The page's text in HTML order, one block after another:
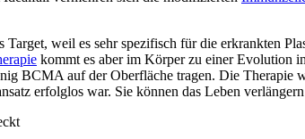
Target, weil es sehr spezifisch für die erkrankten
kommt es aber im Körper zu einer Evolution
BCMA auf der Oberfläche tragen. Die
erfolglos war. Sie können das Leben